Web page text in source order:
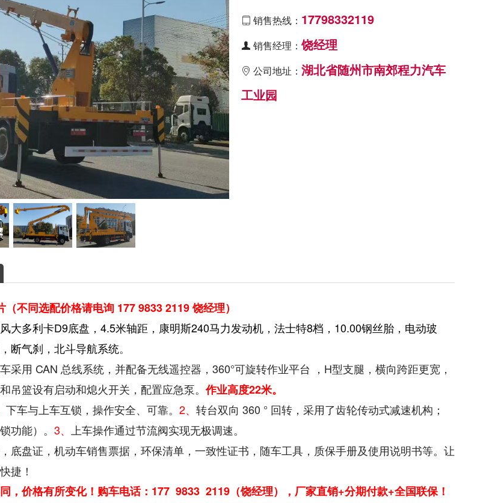
 销售热线： 17798332119
 销售经理： 饶经理
 公司地址： 湖北省随州市南郊程力汽车
工业园
不同选配价格请电询 177 9833 2119 饶经理）
大多利卡D9底盘，4.5米轴距，康明斯240马力发动机，法士特8档，10.00钢丝胎，电动玻
断气刹，北斗导航系统。
采用 CAN 总线系统，并配备无线遥控器， 360°可旋转作业平台 ，H型支腿，横向跨距更宽，
吊篮设有启动和熄火开关，配置应急泵。作业高度22米。
下车与上车互锁，操作安全、可靠。 2、 转台双向 360 ° 回转，采用了齿轮传动式减速机构；
功能）。 3、
上车操作通过节流阀实现无极调速。
底盘证，机动车销售票据，环保清单，一致性证书，随车工具，质保手册及使用说明书等。让
捷！
，价格有所变化！购车电话：177 9833 2119（饶经理），厂家直销+分期付款+全国联保！